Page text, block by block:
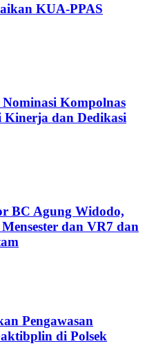
KUA-PPAS
Kompolnas
Kinerja dan Dedikasi
BC Agung Widodo,
dan VR7 dan
Pengawasan
di Polsek